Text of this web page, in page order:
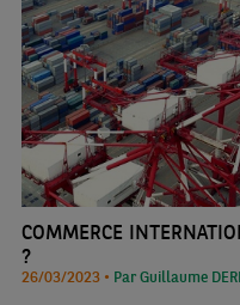
COMMERCE
?
26/03/2023 • Par Guillaume